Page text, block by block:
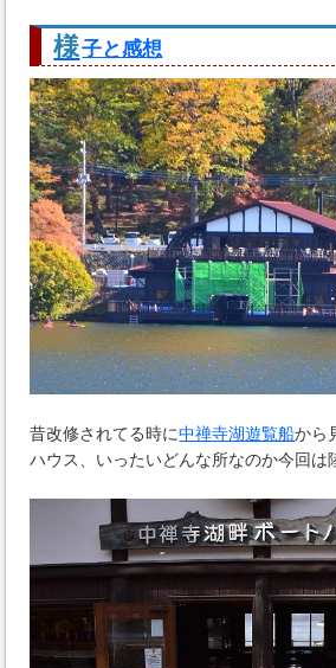
様子と感想
昔改修されてる時に中禅寺湖遊覧船から
ハウス、いったいどんな所なのか今回は